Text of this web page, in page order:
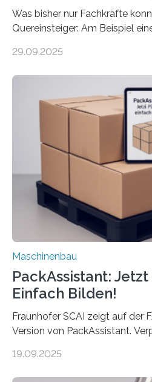
Was bisher nur Fachkräfte
Quereinsteiger: Am Beispiel
Mensch-Maschine-
Die zugrunde liegende
anderen Maschinen
umzurüsten ist ein Job für
Maschine faltet in Druckereien
Landkarten und vieles mehr –
Exemplare pro Stunde. Je
Auftrag kann das Umrüsten…
29.09.2025
Maschinenbau
PackAssistant:
Einfach Bilden!
Fraunhofer SCAI zeigt auf der
Version von PackAssistant.
Automobil, Maschinenbau und
19.09.2025